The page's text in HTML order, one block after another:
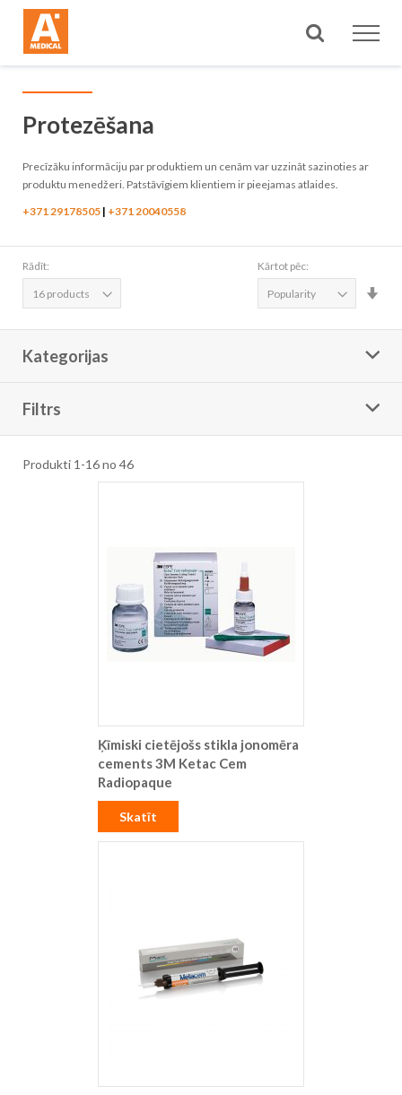
Meklēt
Protezēšana
Precīzāku informāciju par produktiem un cenām var uzzināt sazinoties ar
produktu menedžeri. Patstāvīgiem klientiem ir pieejamas atlaides.
+371 29178505 | +371 20040558
Rādīt: Kārtot pēc:
Kategorijas
Filtrs
Produkti 1 -16no 46
Ķīmiski cietējošs stikla jonomēra
cements 3M Ketac Cem
Radiopaque
Skatīt